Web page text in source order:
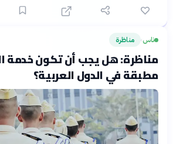
ناس› مناظرة
مناظرة: هل يجب أن تكون خدمة
مطبقة في الدول العربية؟